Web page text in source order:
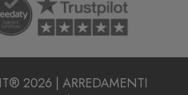
2026 | ARREDAMENTI